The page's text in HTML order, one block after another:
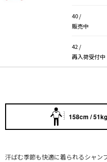
40 /
販売中
42 /
再入荷受付中
158cm / 51kg
汗ばむ季節も快適に着られるシャン